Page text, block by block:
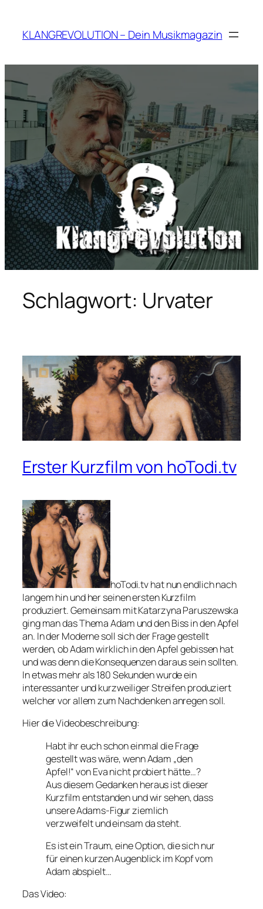
springen
KLANGREVOLUTION – Dein Musikmagazin
Schlagwort: Urvater
Erster Kurzfilm von hoTodi.tv
hoTodi.tv hat nun endlich nach
langem hin und her seinen ersten Kurzfilm
produziert. Gemeinsam mit Katarzyna Paruszewska
ging man das Thema Adam und den Biss in den Apfel
an. In der Moderne soll sich der Frage gestellt
werden, ob Adam wirklich in den Apfel gebissen hat
und was denn die Konsequenzen daraus sein sollten.
In etwas mehr als 180 Sekunden wurde ein
interessanter und kurzweiliger Streifen produziert
welcher vor allem zum Nachdenken anregen soll.
Hier die Videobeschreibung:
Habt ihr euch schon einmal die Frage
gestellt was wäre, wenn Adam „den
Apfel!“ von Eva nicht probiert hätte…?
Aus diesem Gedanken heraus ist dieser
Kurzfilm entstanden und wir sehen, dass
unsere Adams-Figur ziemlich
verzweifelt und einsam da steht.
Es ist ein Traum, eine Option, die sich nur
für einen kurzen Augenblick im Kopf vom
Adam abspielt…
Das Video: